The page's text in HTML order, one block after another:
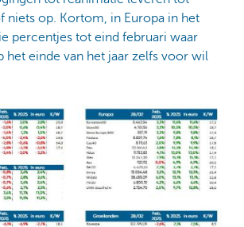
niets op. Kortom, in Europa in het
percentjes tot eind februari waar
het einde van het jaar zelfs voor wil